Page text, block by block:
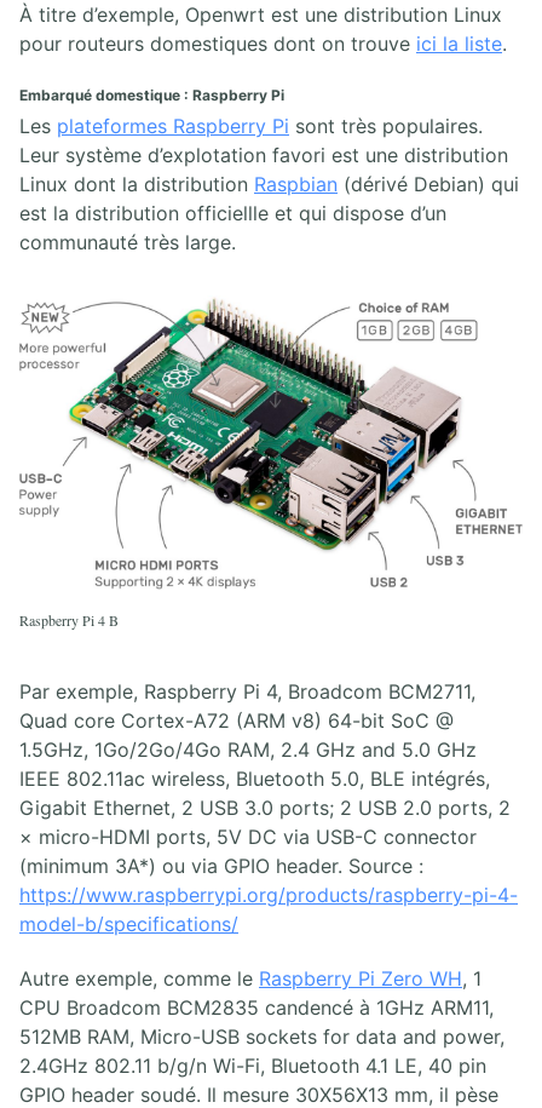
Linux Professional Institute
Linux Foundation
Linux CompTIA et autres
Programme Sécurité Linux
À titre d’exemple, Openwrt est une distribution Linux
pour routeurs domestiques dont on trouve ici la liste.
Embarqué domestique : Raspberry Pi
Les plateformes Raspberry Pi sont très populaires.
Leur système d’explotation favori est une distribution
Linux dont la distribution Raspbian (dérivé Debian) qui
est la distribution officiellle et qui dispose d’un
communauté très large.
Raspberry Pi 4 B
Par exemple, Raspberry Pi 4, Broadcom BCM2711,
Quad core Cortex-A72 (ARM v8) 64-bit SoC @
1.5GHz, 1Go/2Go/4Go RAM, 2.4 GHz and 5.0 GHz
IEEE 802.11ac wireless, Bluetooth 5.0, BLE intégrés,
Gigabit Ethernet, 2 USB 3.0 ports; 2 USB 2.0 ports, 2
× micro-HDMI ports, 5V DC via USB-C connector
(minimum 3A*) ou via GPIO header. Source :
https://www.raspberrypi.org/products/raspberry-pi-4-
model-b/specifications/
Autre exemple, comme le Raspberry Pi Zero WH, 1
CPU Broadcom BCM2835 candencé à 1GHz ARM11,
512MB RAM, Micro-USB sockets for data and power,
2.4GHz 802.11 b/g/n Wi-Fi, Bluetooth 4.1 LE, 40 pin
GPIO header soudé. Il mesure 30X56X13 mm, il pèse